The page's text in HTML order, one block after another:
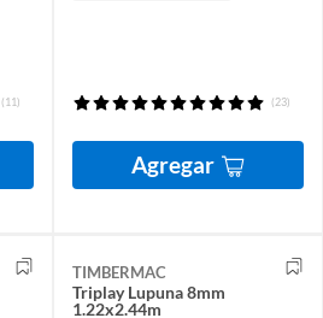
(11) (23)
Agregar
TIMBERMAC
Triplay Lupuna 8mm
1.22x2.44m